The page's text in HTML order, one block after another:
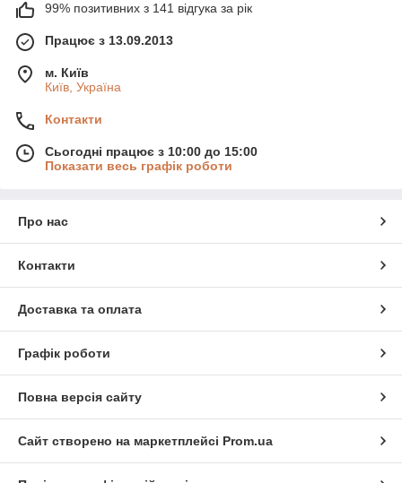
99% позитивних з 141 відгука за рік
Працює з 13.09.2013
м. Київ
Київ, Україна
Контакти
Сьогодні працює з 10:00 до 15:00
Показати весь графік роботи
Про нас
Контакти
Доставка та оплата
Графік роботи
Повна версія сайту
Сайт створено на маркетплейсі Prom.ua